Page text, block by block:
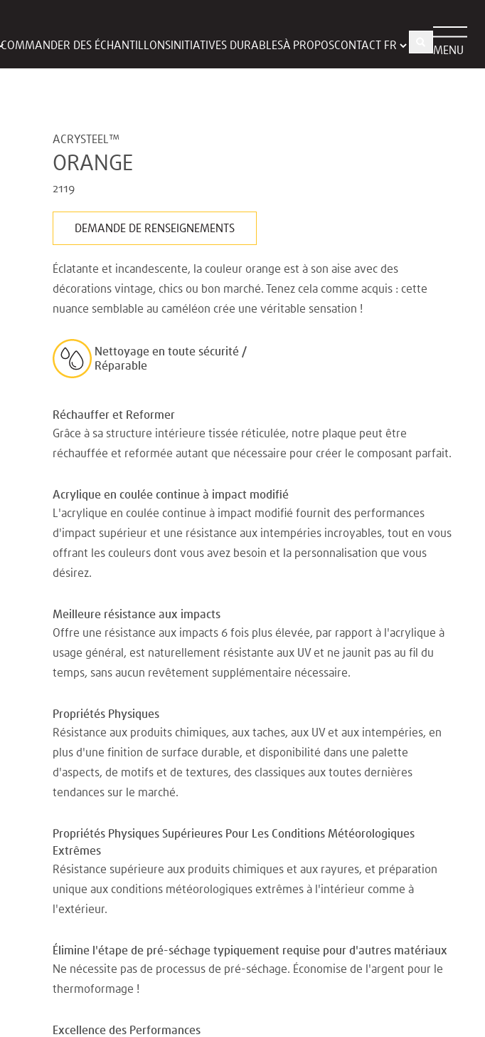
COMMANDER DES ÉCHANTILLONS INITIATIVES DURABLESÀ PROPOSCONTACT MENU
ACRYSTEEL™
ORANGE
2119
DEMANDE DE RENSEIGNEMENTS
Éclatante et incandescente, la couleur orange est à son aise avec des
décorations vintage, chics ou bon marché. Tenez cela comme acquis : cette
nuance semblable au caméléon crée une véritable sensation !
Nettoyage en toute sécurité /
Réparable
Réchauffer et Reformer
Grâce à sa structure intérieure tissée réticulée, notre plaque peut être
réchauffée et reformée autant que nécessaire pour créer le composant parfait.
Acrylique en coulée continue à impact modifié
L'acrylique en coulée continue à impact modifié fournit des performances
d'impact supérieur et une résistance aux intempéries incroyables, tout en vous
offrant les couleurs dont vous avez besoin et la personnalisation que vous
désirez.
Meilleure résistance aux impacts
Offre une résistance aux impacts 6 fois plus élevée, par rapport à l'acrylique à
usage général, est naturellement résistante aux UV et ne jaunit pas au fil du
temps, sans aucun revêtement supplémentaire nécessaire.
Propriétés Physiques
Résistance aux produits chimiques, aux taches, aux UV et aux intempéries, en
plus d'une finition de surface durable, et disponibilité dans une palette
d'aspects, de motifs et de textures, des classiques aux toutes dernières
tendances sur le marché.
Propriétés Physiques Supérieures Pour Les Conditions Météorologiques
Extrêmes
Résistance supérieure aux produits chimiques et aux rayures, et préparation
unique aux conditions météorologiques extrêmes à l'intérieur comme à
l'extérieur.
Élimine l'étape de pré-séchage typiquement requise pour d'autres matériaux
Ne nécessite pas de processus de pré-séchage. Économise de l'argent pour le
thermoformage !
Excellence des Performances